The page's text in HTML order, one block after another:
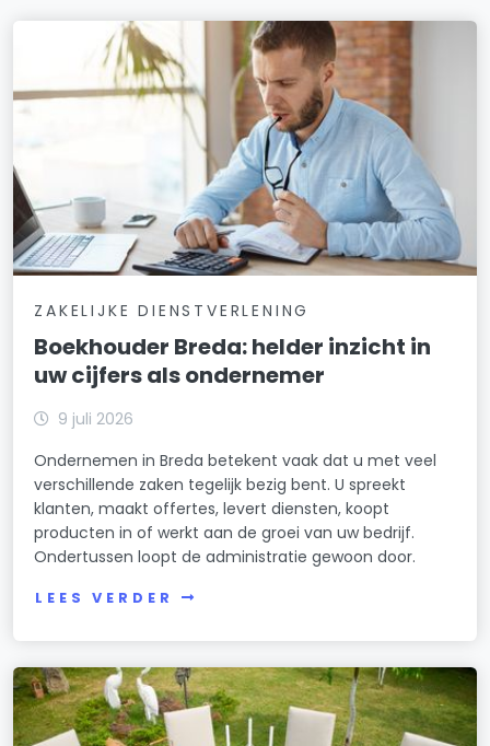
ZAKELIJKE DIENSTVERLENING
Boekhouder Breda: helder inzicht in
uw cijfers als ondernemer
9 juli 2026
Ondernemen in Breda betekent vaak dat u met veel
verschillende zaken tegelijk bezig bent. U spreekt
klanten, maakt offertes, levert diensten, koopt
producten in of werkt aan de groei van uw bedrijf.
Ondertussen loopt de administratie gewoon door.
LEES VERDER